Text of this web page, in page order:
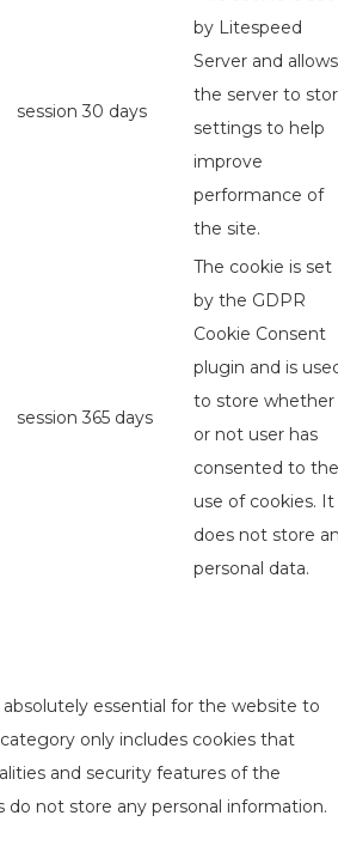
session 30 days
by Litespeed
Server and allows
the server to
settings to help
improve
performance of
the site.
session 365 days
The cookie is set
by the GDPR
Cookie Consent
plugin and is
to store whether
or not user has
consented to the
use of cookies. It
does not store
personal data.
absolutely essential for the website to
only includes cookies that
and security features of the
do not store any personal information.